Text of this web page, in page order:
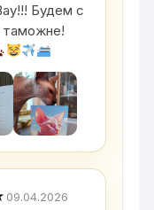
Будем с
таможне!
09.04.2026